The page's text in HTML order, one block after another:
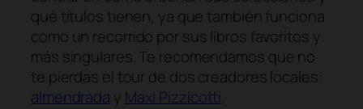
qué títulos tienen, ya que también funciona
como un recorrido por sus libros favoritos y
más singulares. Te recomendamos que no
te pierdas el tour de dos creadores locales:
almendrada y Maxi Pizzicotti .